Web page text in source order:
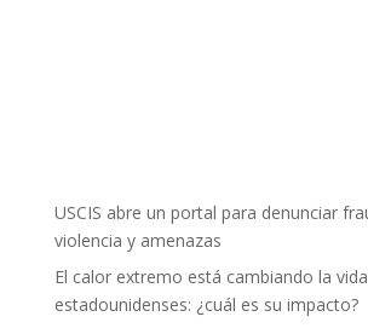
USCIS abre un portal para denunciar
violencia y amenazas
El calor extremo está cambiando la
estadounidenses: ¿cuál es su impacto?